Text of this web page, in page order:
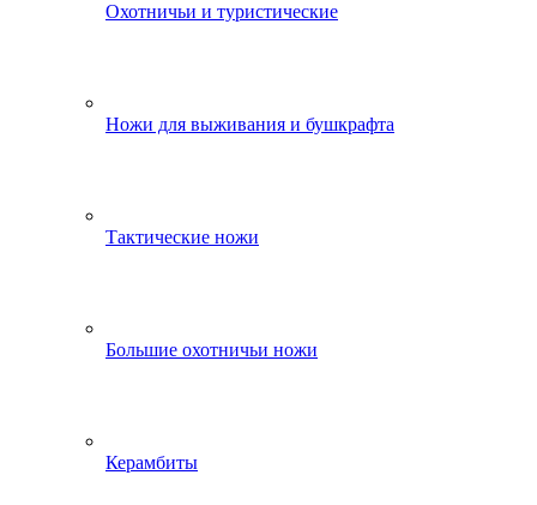
Охотничьи и туристические
Ножи для выживания и бушкрафта
Тактические ножи
Большие охотничьи ножи
Керамбиты